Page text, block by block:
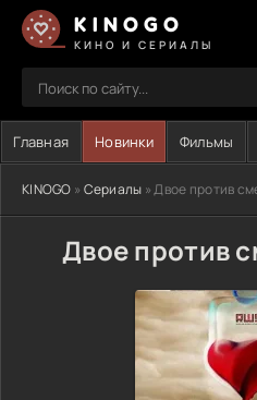
KINOGO
КИНО И СЕРИАЛЫ
Главная Новинки Фильмы
KINOGO » Сериалы » Двое против
Двое против